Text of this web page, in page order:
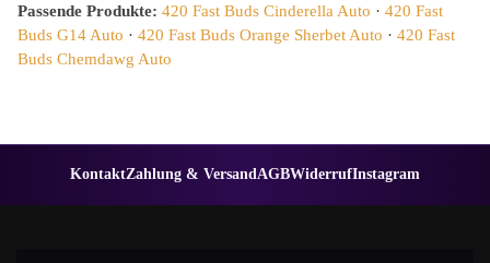
Passende Produkte: 420 Fast Buds Cinderella Auto · 420 Fast
Buds G14 Auto · 420 Fast Buds Orange Sherbet Auto · 420 Fast
Buds Chemdawg Auto
KontaktZahlung & VersandAGBWiderrufInstagram